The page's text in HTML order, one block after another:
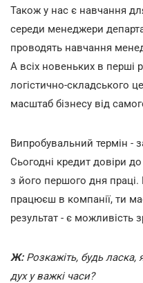
Також у нас є навчання
середи менеджери
проводять навчання
А всіх новеньких в перші
логістично-складського
масштаб бізнесу від
Випробувальний термін -
Сьогодні кредит довіри
з його першого дня праці.
працюєш в компанії, ти
результат - є можливість
Ж:Розкажіть, будь ласка,
дух у важкі часи?